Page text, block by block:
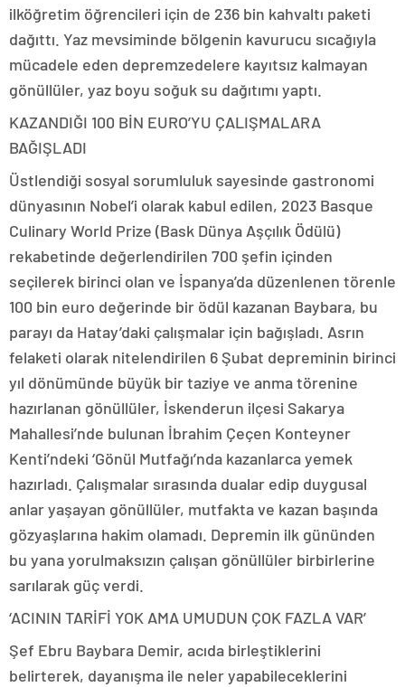
ilköğretim öğrencileri için de 236 bin kahvaltı paketi
dağıttı. Yaz mevsiminde bölgenin kavurucu sıcağıyla
mücadele eden depremzedelere kayıtsız kalmayan
gönüllüler, yaz boyu soğuk su dağıtımı yaptı.
KAZANDIĞI 100 BİN EURO’YU ÇALIŞMALARA
BAĞIŞLADI
Üstlendiği sosyal sorumluluk sayesinde gastronomi
dünyasının Nobel’i olarak kabul edilen, 2023 Basque
Culinary World Prize (Bask Dünya Aşçılık Ödülü)
rekabetinde değerlendirilen 700 şefin içinden
seçilerek birinci olan ve İspanya’da düzenlenen törenle
100 bin euro değerinde bir ödül kazanan Baybara, bu
parayı da Hatay’daki çalışmalar için bağışladı. Asrın
felaketi olarak nitelendirilen 6 Şubat depreminin birinci
yıl dönümünde büyük bir taziye ve anma törenine
hazırlanan gönüllüler, İskenderun ilçesi Sakarya
Mahallesi’nde bulunan İbrahim Çeçen Konteyner
Kenti’ndeki ‘Gönül Mutfağı’nda kazanlarca yemek
hazırladı. Çalışmalar sırasında dualar edip duygusal
anlar yaşayan gönüllüler, mutfakta ve kazan başında
gözyaşlarına hakim olamadı. Depremin ilk gününden
bu yana yorulmaksızın çalışan gönüllüler birbirlerine
sarılarak güç verdi.
‘ACININ TARİFİ YOK AMA UMUDUN ÇOK FAZLA VAR’
Şef Ebru Baybara Demir, acıda birleştiklerini
belirterek, dayanışma ile neler yapabileceklerini